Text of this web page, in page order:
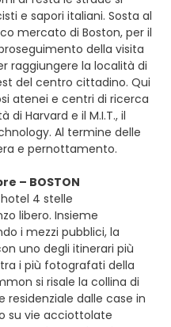
e sapori italiani. Sosta al
mercato di Boston, per il
della visita
raggiungere la località di
del centro cittadino. Qui
atenei e centri di ricerca
di Harvard e il M.I.T., il
Al termine delle
e pernottamento.
– BOSTON
4 stelle
libero. Insieme
i mezzi pubblici, la
uno degli itinerari più
i più fotografati della
si risale la collina di
residenziale dalle case in
su vie acciottolate